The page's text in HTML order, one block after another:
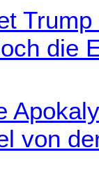
die
von